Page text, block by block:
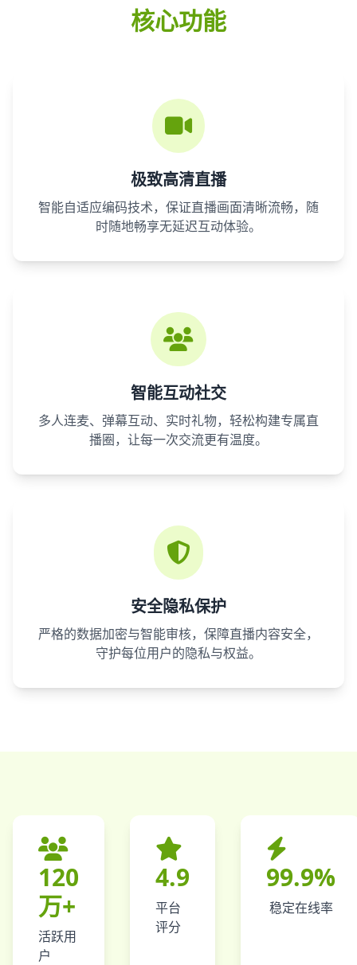
核心功能
极致高清直播
智能自适应编码技术，保证直播画面清晰流畅，随
时随地畅享无延迟互动体验。
智能互动社交
多人连麦、弹幕互动、实时礼物，轻松构建专属直
播圈，让每一次交流更有温度。
安全隐私保护
严格的数据加密与智能审核，保障直播内容安全，
守护每位用户的隐私与权益。
120
万+
活跃用
户
4.9
平台
评分
99.9%
稳定在线率